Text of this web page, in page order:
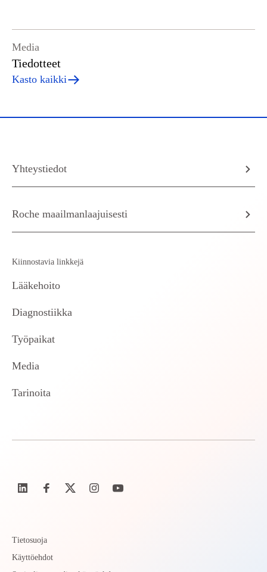
Media
Tiedotteet
Kasto kaikki
Yhteystiedot
Roche maailmanlaajuisesti
Kiinnostavia linkkejä
Lääkehoito
Diagnostiikka
Työpaikat
Media
Tarinoita
Tietosuoja
Käyttöehdot